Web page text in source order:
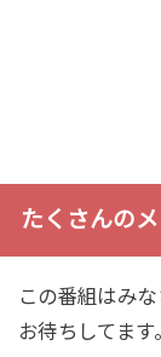
たくさんの
この番組はみ
お待ちしてます